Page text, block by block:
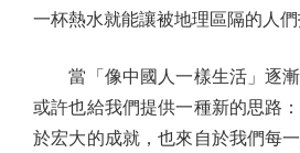
一杯熱水就能讓被地理區隔的人們
當「像中國人一樣生活」逐漸
或許也給我們提供一種新的思路
於宏大的成就，也來自於我們每